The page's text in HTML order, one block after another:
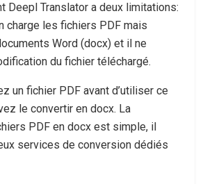
Deepl Translator a deux limitations:
charge les fichiers PDF mais
Word (docx) et il ne
du fichier téléchargé.
un fichier PDF avant d’utiliser ce
le convertir en docx. La
PDF en docx est simple, il
services de conversion dédiés